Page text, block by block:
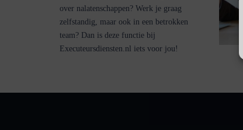
over nalatenschappen? Werk je graag
zelfstandig, maar ook in een betrokken
team? Dan is deze functie bij
Executeursdiensten.nl iets voor jou!